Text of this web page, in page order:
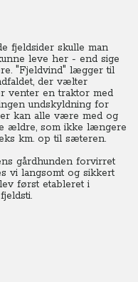
fjeldsider skulle man
leve her - end sige
"Fjeldvind" lægger til
der vælter
venter en traktor med
undskyldning for
kan alle være med og
ældre, som ikke længere
km. op til sæteren.
gårdhunden forvirret
vi langsomt og sikkert
først etableret i